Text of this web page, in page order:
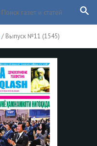
/ Выпуск №11 (1545)